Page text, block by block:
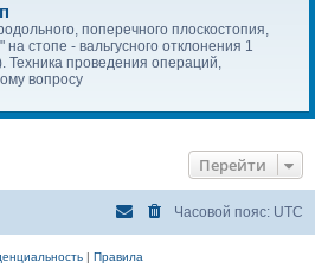
поперечного плоскостопия,
на стопе - вальгусного отклонения 1
Техника проведения операций,
вопросу
Перейти
Часовой пояс: UTC
| Правила